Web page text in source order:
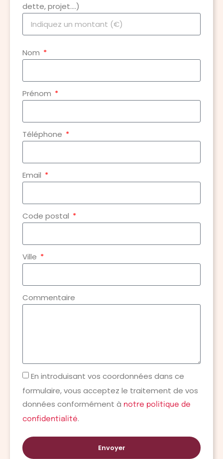
dette, projet….)
Nom
Prénom
Téléphone
Email
Code postal
Ville
Commentaire
En introduisant vos coordonnées dans ce
formulaire, vous acceptez le traitement de vos
données conformément à notre politique de
confidentialité.
Envoyer